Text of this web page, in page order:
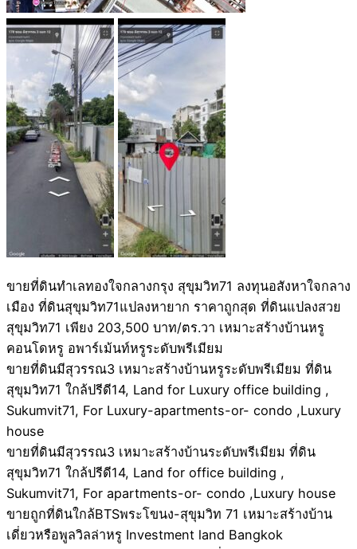
ขายที่ดินทำเลทองใจกลางกรุง สุขุมวิท71 ลงทุนอสังหาใจกลาง
เมือง ที่ดินสุขุมวิท71แปลงหายาก ราคาถูกสุด ที่ดินแปลงสวย
สุขุมวิท71 เพียง 203,500 บาท/ตร.วา เหมาะสร้างบ้านหรู
คอนโดหรู อพาร์เม้นท์หรูระดับพรีเมียม
ขายที่ดินมีสุวรรณ3 เหมาะสร้างบ้านหรูระดับพรีเมียม ที่ดิน
สุขุมวิท71 ใกล้ปรีดี14, Land for Luxury office building ,
Sukumvit71, For Luxury-apartments-or- condo ,Luxury
house
ขายที่ดินมีสุวรรณ3 เหมาะสร้างบ้านระดับพรีเมียม ที่ดิน
สุขุมวิท71 ใกล้ปรีดี14, Land for office building ,
Sukumvit71, For apartments-or- condo ,Luxury house
ขายถูกที่ดินใกล้BTSพระโขนง-สุขุมวิท 71 เหมาะสร้างบ้าน
เดี่ยวหรือพูลวิลล่าหรู Investment land Bangkok